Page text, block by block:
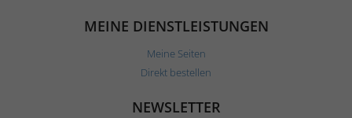
MEINE DIENSTLEISTUNGEN
Meine Seiten
Direkt bestellen
NEWSLETTER